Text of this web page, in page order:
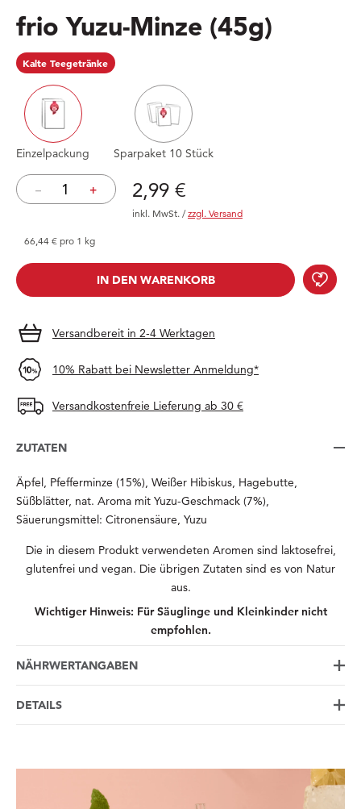
frio Yuzu-Minze (45g)
Kalte Teegetränke
Einzelpackung Sparpaket 10 Stück
– + Preis: 2,99 €
2,99 €
inkl. MwSt. /zzgl. Versand
66,44 € pro 1 kg
IN DEN WARENKORB
frio
Versandbereit in 2-4 Werktagen
10% Rabatt bei Newsletter Anmeldung*
Versandkostenfreie Lieferung ab 30 €
ZUTATEN
Äpfel, Pfefferminze (15%), Weißer Hibiskus, Hagebutte,
Süßblätter, nat. Aroma mit Yuzu-Geschmack (7%),
Säuerungsmittel: Citronensäure, Yuzu
Die in diesem Produkt verwendeten Aromen sind laktosefrei,
glutenfrei und vegan. Die übrigen Zutaten sind es von Natur
aus.
Wichtiger Hinweis: Für Säuglinge und Kleinkinder nicht
empfohlen.
NÄHRWERTANGABEN
DETAILS